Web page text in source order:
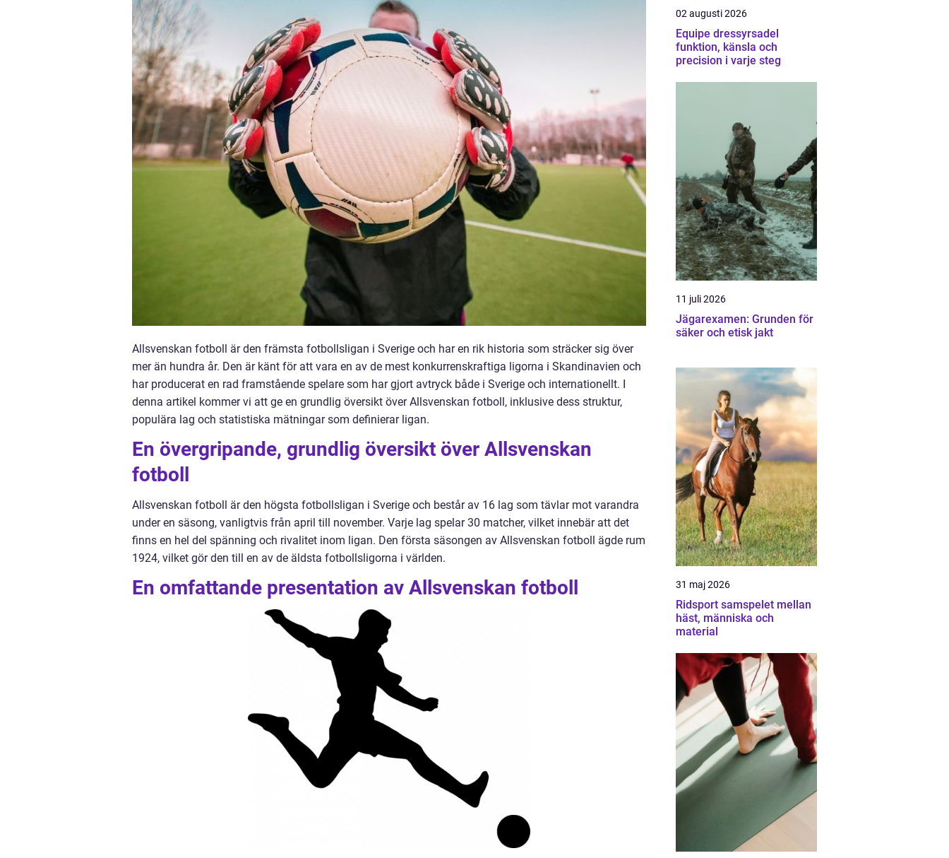
Allsvenskan fotboll är den främsta fotbollsligan i Sverige och har en rik historia som sträcker sig över
mer än hundra år. Den är känt för att vara en av de mest konkurrenskraftiga ligorna i Skandinavien och
har producerat en rad framstående spelare som har gjort avtryck både i Sverige och internationellt. I
denna artikel kommer vi att ge en grundlig översikt över Allsvenskan fotboll, inklusive dess struktur,
populära lag och statistiska mätningar som definierar ligan.
En övergripande, grundlig översikt över Allsvenskan
fotboll
Allsvenskan fotboll är den högsta fotbollsligan i Sverige och består av 16 lag som tävlar mot varandra
under en säsong, vanligtvis från april till november. Varje lag spelar 30 matcher, vilket innebär att det
finns en hel del spänning och rivalitet inom ligan. Den första säsongen av Allsvenskan fotboll ägde rum
1924, vilket gör den till en av de äldsta fotbollsligorna i världen.
En omfattande presentation av Allsvenskan fotboll
02 augusti 2026
Equipe dressyrsadel
funktion, känsla och
precision i varje steg
11 juli 2026
Jägarexamen: Grunden för
säker och etisk jakt
31 maj 2026
Ridsport samspelet mellan
häst, människa och
material